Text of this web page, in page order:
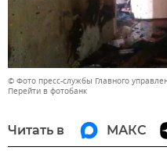
© Фото пресс-службы Главного
Перейти в фотобанк
Читать в МАКС